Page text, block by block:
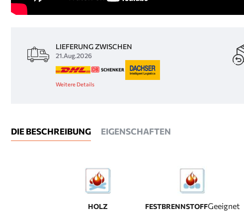
LIEFERUNG ZWISCHEN
21.Aug.2026
Weitere Details
DIE BESCHREIBUNG EIGENSCHAFTEN
HOLZ FESTBRENNSTOFFGeeignet